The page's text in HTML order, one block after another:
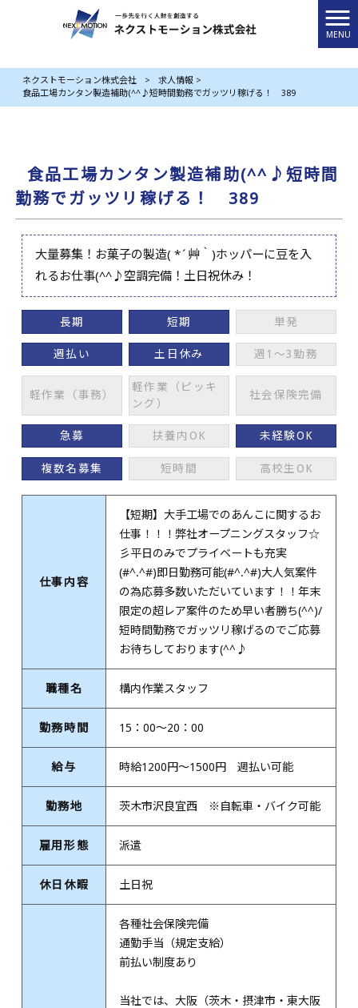
MENU
ネクストモーション株式会社 > 求人情報 >
食品工場カンタン製造補助(^^♪短時間勤務でガッツリ稼げる！ 389
食品工場カンタン製造補助(^^♪短時間
勤務でガッツリ稼げる！ 389
大量募集！お菓子の製造( *´艸｀)ホッパーに豆を入
れるお仕事(^^♪空調完備！土日祝休み！
長期 短期 単発
週払い 土日休み 週1～3勤務
軽作業（事務）
軽作業（ピッキ
ング）
社会保険完備
急募 扶養内OK 未経験OK
複数名募集 短時間 高校生OK
仕事内容
【短期】大手工場でのあんこに関するお
仕事！！！弊社オープニングスタッフ☆
彡平日のみでプライベートも充実
(#^.^#)即日勤務可能(#^.^#)大人気案件
の為応募多数いただいています！！年末
限定の超レア案件のため早い者勝ち(^^)/
短時間勤務でガッツリ稼げるのでご応募
お待ちしております(^^♪
職種名 構内作業スタッフ
勤務時間 15：00～20：00
給与 時給1200円～1500円 週払い可能
勤務地 茨木市沢良宜西 ※自転車・バイク可能
雇用形態 派遣
休日休暇 土日祝
各種社会保険完備
通勤手当（規定支給）
前払い制度あり
当社では、大阪（茨木・摂津市・東大阪